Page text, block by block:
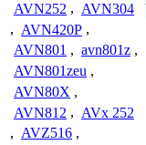
AVN252 , AVN304
, AVN420P ,
AVN801 , avn801z ,
AVN801zeu ,
AVN80X ,
AVN812 , AVx 252
, AVZ516 ,